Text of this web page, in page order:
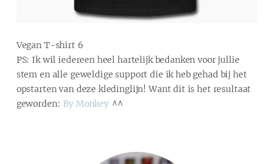
Vegan T-shirt 6
PS: Ik wil iedereen heel hartelijk bedanken voor jullie
stem en alle geweldige support die ik heb gehad bij het
opstarten van deze kledinglijn! Want dit is het resultaat
geworden: By Monkey^^